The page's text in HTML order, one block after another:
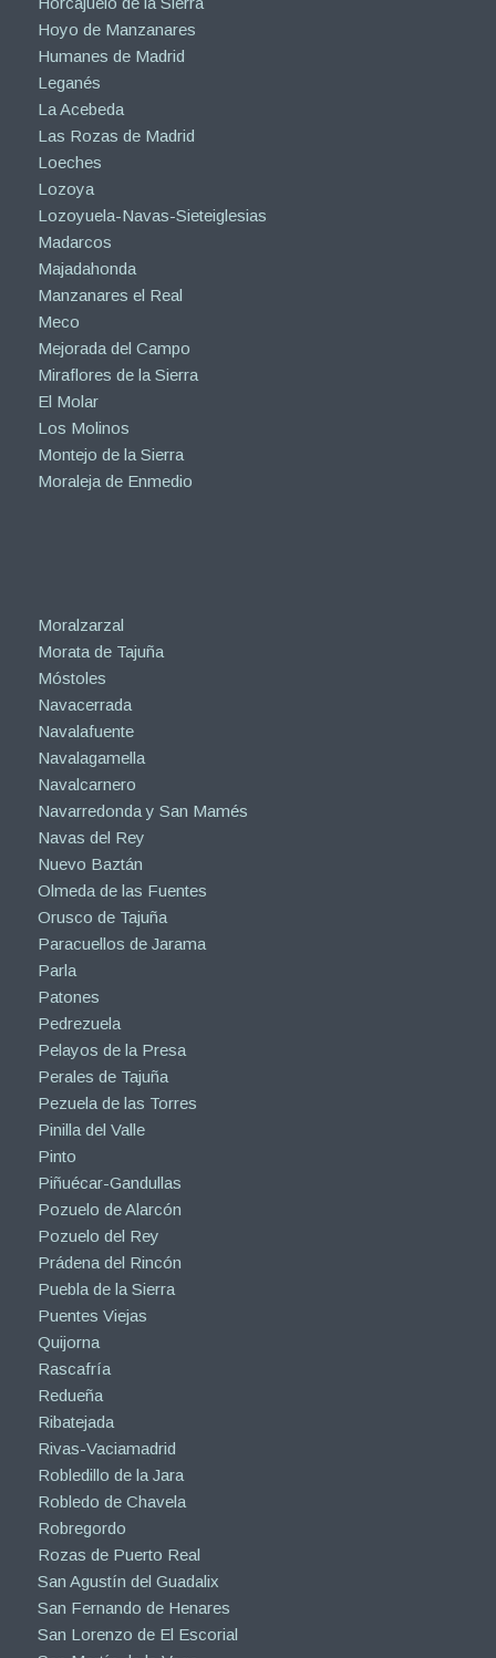
Hoyo de Manzanares
Humanes de Madrid
Leganés
La Acebeda
Las Rozas de Madrid
Loeches
Lozoya
Lozoyuela-Navas-Sieteiglesias
Madarcos
Majadahonda
Manzanares el Real
Meco
Mejorada del Campo
Miraflores de la Sierra
El Molar
Los Molinos
Montejo de la Sierra
Moraleja de Enmedio
Moralzarzal
Morata de Tajuña
Móstoles
Navacerrada
Navalafuente
Navalagamella
Navalcarnero
Navarredonda y San Mamés
Navas del Rey
Nuevo Baztán
Olmeda de las Fuentes
Orusco de Tajuña
Paracuellos de Jarama
Parla
Patones
Pedrezuela
Pelayos de la Presa
Perales de Tajuña
Pezuela de las Torres
Pinilla del Valle
Pinto
Piñuécar-Gandullas
Pozuelo de Alarcón
Pozuelo del Rey
Prádena del Rincón
Puebla de la Sierra
Puentes Viejas
Quijorna
Rascafría
Redueña
Ribatejada
Rivas-Vaciamadrid
Robledillo de la Jara
Robledo de Chavela
Robregordo
Rozas de Puerto Real
San Agustín del Guadalix
San Fernando de Henares
San Lorenzo de El Escorial